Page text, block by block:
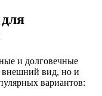
и долговечные
внешний вид, но и
вариантов: